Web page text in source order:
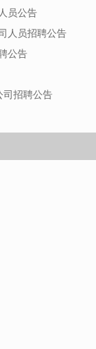
员公告
人员招聘公告
公告
司招聘公告